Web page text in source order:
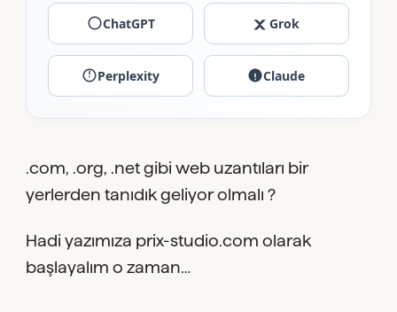
ChatGPT Grok
Perplexity Claude
.com, .org, .net gibi web uzantıları bir
yerlerden tanıdık geliyor olmalı ?
Hadi yazımıza prix-studio.com olarak
başlayalım o zaman…